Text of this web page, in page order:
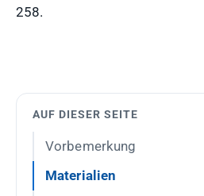
258.
AUF DIESER SEITE
Vorbemerkung
Materialien